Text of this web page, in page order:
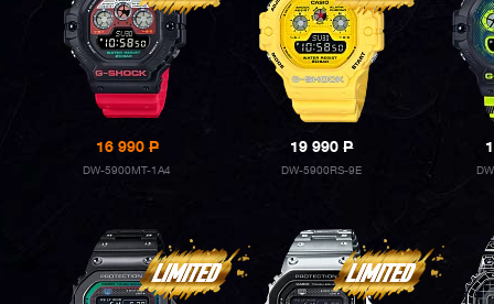
16 990P
DW-5900MT-1A4
19 990P
DW-5900RS-9E